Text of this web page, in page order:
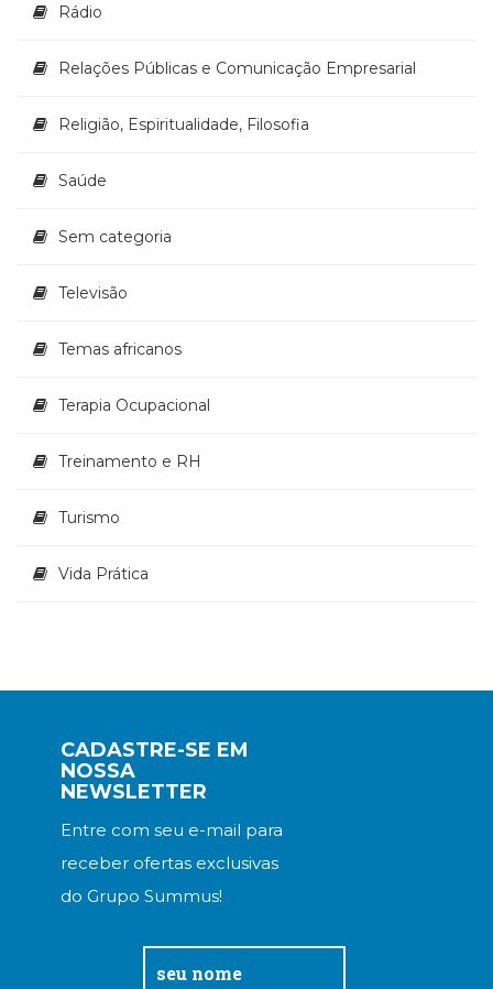
Rádio
Relações Públicas e Comunicação Empresarial
Religião, Espiritualidade, Filosofia
Saúde
Sem categoria
Televisão
Temas africanos
Terapia Ocupacional
Treinamento e RH
Turismo
Vida Prática
CADASTRE-SE EM
NOSSA
NEWSLETTER
Entre com seu e-mail para
receber ofertas exclusivas
do Grupo Summus!